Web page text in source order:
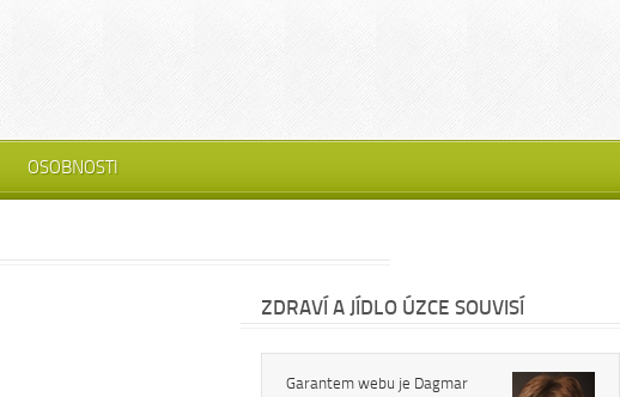
OSOBNOSTI
ZDRAVÍ A JÍDLO ÚZCE SOUVISÍ
Garantem webu je Dagmar